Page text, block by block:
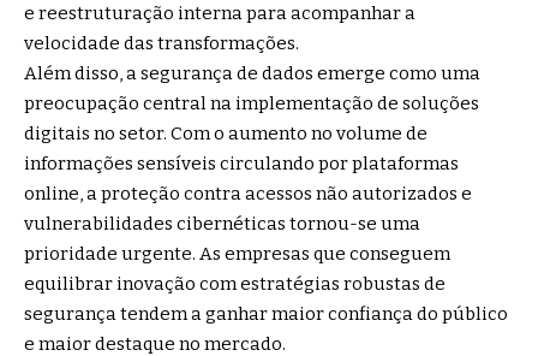
e reestruturação interna para acompanhar a
velocidade das transformações.
Além disso, a segurança de dados emerge como uma
preocupação central na implementação de soluções
digitais no setor. Com o aumento no volume de
informações sensíveis circulando por plataformas
online, a proteção contra acessos não autorizados e
vulnerabilidades cibernéticas tornou-se uma
prioridade urgente. As empresas que conseguem
equilibrar inovação com estratégias robustas de
segurança tendem a ganhar maior confiança do público
e maior destaque no mercado.